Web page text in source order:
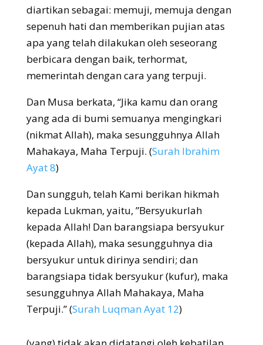
diartikan sebagai: memuji, memuja dengan
sepenuh hati dan memberikan pujian atas
apa yang telah dilakukan oleh seseorang
berbicara dengan baik, terhormat,
memerintah dengan cara yang terpuji.
Dan Musa berkata, “Jika kamu dan orang
yang ada di bumi semuanya mengingkari
(nikmat Allah), maka sesungguhnya Allah
Mahakaya, Maha Terpuji. (Surah Ibrahim
Ayat 8)
Dan sungguh, telah Kami berikan hikmah
kepada Lukman, yaitu, ”Bersyukurlah
kepada Allah! Dan barangsiapa bersyukur
(kepada Allah), maka sesungguhnya dia
bersyukur untuk dirinya sendiri; dan
barangsiapa tidak bersyukur (kufur), maka
sesungguhnya Allah Mahakaya, Maha
Terpuji.” (Surah Luqman Ayat 12)